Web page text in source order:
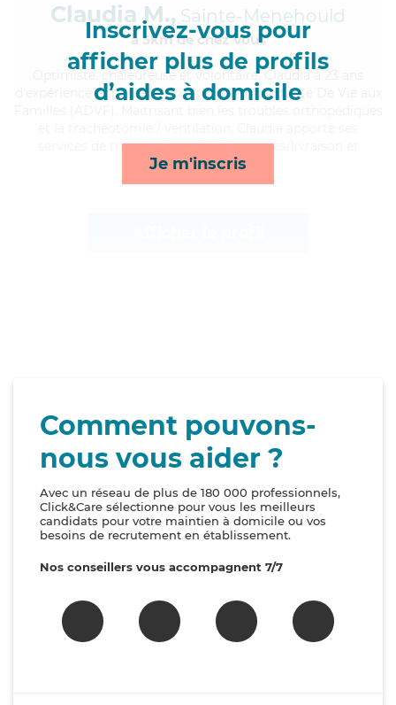
Inscrivez-vous pour
afficher plus de profils
d’aides à domicile
Je m'inscris
Claudia M., Sainte-Menehould
à 5km de chez Vous
, chaleureuse et volontaire, Claudia a 23 ans
d'expérience et possède un diplôme d'Assistante De Vie aux
services de transports, mobilité, courses/livraison et
rappels*
Comment pouvons-
nous vous aider ?
Avec un réseau de plus de 180 000 professionnels,
Click&Care sélectionne pour vous les meilleurs
candidats pour votre maintien à domicile ou vos
besoins de recrutement en établissement.
Nos conseillers vous accompagnent 7/7